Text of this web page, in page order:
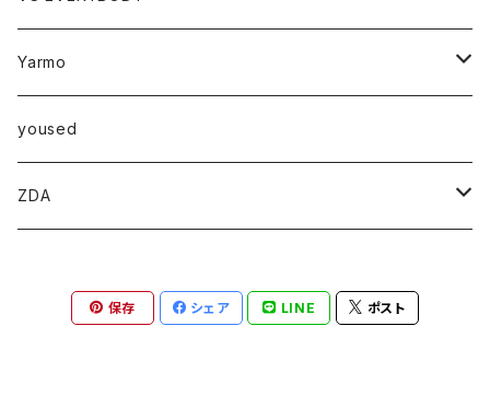
スカート
トップス
ベスト
トップス
Ｔシャツ
Yarmo
アウター
コート
小物
yoused
ZDA
保存 シェア LINE ポスト